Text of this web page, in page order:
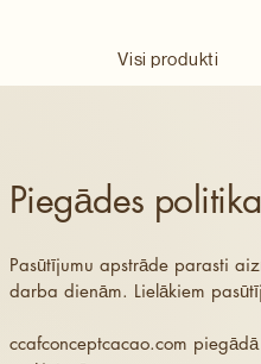
Visi produkti
Piegādes politika
Pasūtījumu apstrāde parasti
darba dienām. Lielākiem
ccafconceptcacao.com